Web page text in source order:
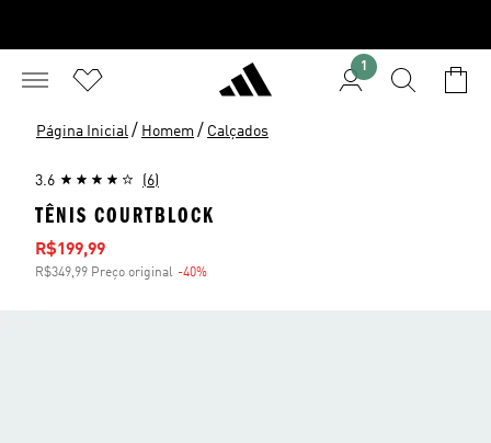
1
Página Inicial / Homem / Calçados
3.6 (6)
TÊNIS COURTBLOCK
Preço com desconto
R$199,99
R$349,99 Preço original -40%